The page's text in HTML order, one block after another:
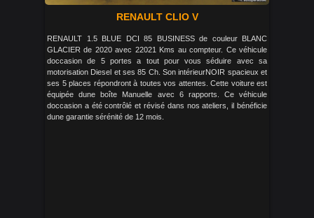
RENAULT CLIO V
RENAULT 1.5 BLUE DCI 85 BUSINESS de couleur BLANC
GLACIER de 2020 avec 22021 Kms au compteur. Ce véhicule
doccasion de 5 portes a tout pour vous séduire avec sa
motorisation Diesel et ses 85 Ch. Son intérieurNOIR spacieux et
ses 5 places répondront à toutes vos attentes. Cette voiture est
équipée dune boîte Manuelle avec 6 rapports. Ce véhicule
doccasion a été contrôlé et révisé dans nos ateliers, il bénéficie
dune garantie sérénité de 12 mois.